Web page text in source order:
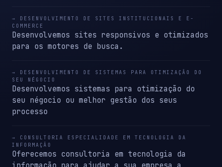
→ DESENVOLVIMENTO DE SITES INSTITUCIONAIS E E-
COMMERCE
Desenvolvemos sites responsivos e otimizados
para os motores de busca.
→ DESENVOLVIMENTO DE SISTEMAS PARA OTIMIZAÇÃO DO
SEU NÉGOCIO
Desenvolvemos sistemas para otimização do
seu négocio ou melhor gestão dos seus
processo
→ CONSULTORIA ESPECIALIDADE EM TECNOLOGIA DA
INFORMAÇÃO
Oferecemos consultoria em tecnologia da